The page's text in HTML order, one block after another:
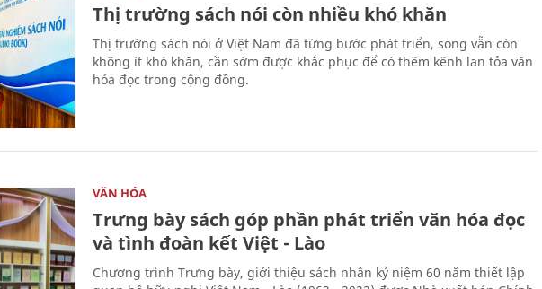
Thị trường sách nói còn nhiều khó khăn
Thị trường sách nói ở Việt Nam đã từng bước phát triển, song vẫn còn
không ít khó khăn, cần sớm được khắc phục để có thêm kênh lan tỏa văn
hóa đọc trong cộng đồng.
VĂN HÓA
Trưng bày sách góp phần phát triển văn hóa đọc
và tình đoàn kết Việt - Lào
Chương trình Trưng bày, giới thiệu sách nhân kỷ niệm 60 năm thiết lập